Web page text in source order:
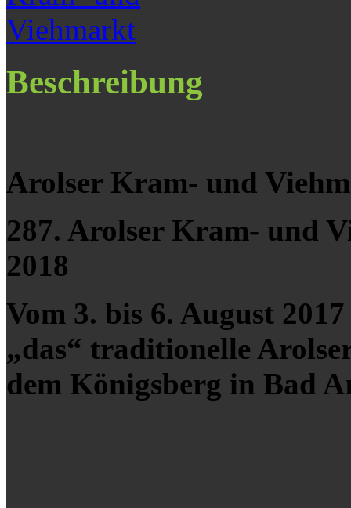
Beschreibung
Arolser Kram- und
287. Arolser Kram- und
2018
Vom 3. bis 6. August
„das“ traditionelle
dem Königsberg in Bad